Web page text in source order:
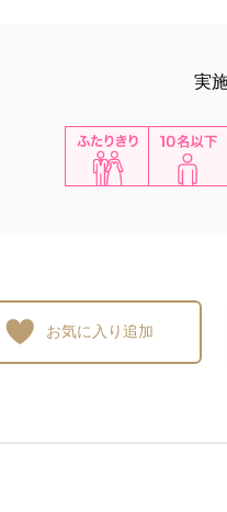
実
お気に入り追加